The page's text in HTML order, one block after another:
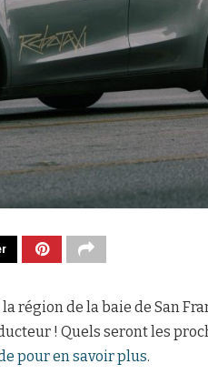
région de la baie de San
! Quels seront les
pour en savoir plus.